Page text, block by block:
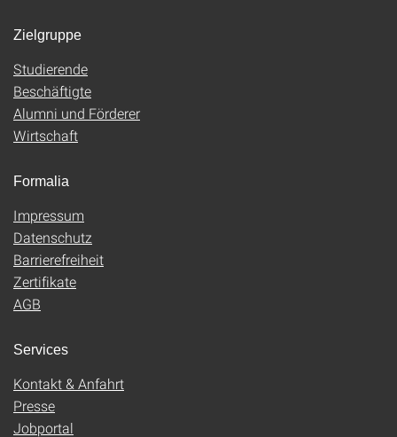
Zielgruppe
Studierende
Beschäftigte
Alumni und Förderer
Wirtschaft
Formalia
Impressum
Datenschutz
Barrierefreiheit
Zertifikate
AGB
Services
Kontakt & Anfahrt
Presse
Jobportal